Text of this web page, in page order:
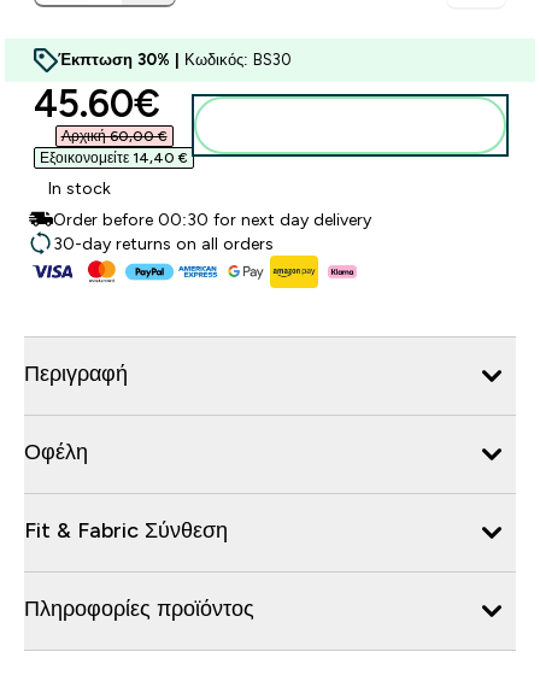
Έκπτωση 30% | Κωδικός: BS30
discounted price
45.60€‎
Αρχική 60,00 €‎
Εξοικονομείτε 14,40 €‎
In stock
Order before 00:30 for next day delivery
30-day returns on all orders
Περιγραφή
Οφέλη
Fit & Fabric Σύνθεση
Πληροφορίες προϊόντος